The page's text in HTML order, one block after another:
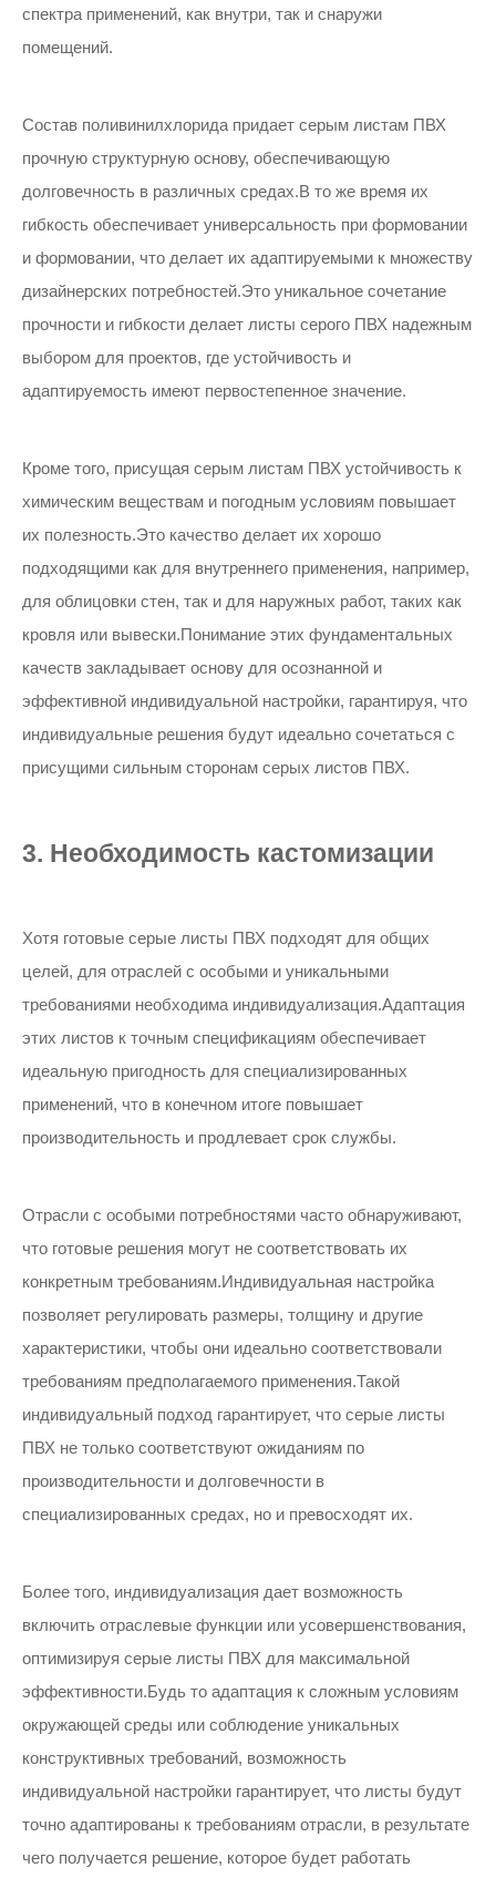
спектра применений, как внутри, так и снаружи
помещений.
Состав поливинилхлорида придает серым листам ПВХ
прочную структурную основу, обеспечивающую
долговечность в различных средах.В то же время их
гибкость обеспечивает универсальность при формовании
и формовании, что делает их адаптируемыми к множеству
дизайнерских потребностей.Это уникальное сочетание
прочности и гибкости делает листы серого ПВХ надежным
выбором для проектов, где устойчивость и
адаптируемость имеют первостепенное значение.
Кроме того, присущая серым листам ПВХ устойчивость к
химическим веществам и погодным условиям повышает
их полезность.Это качество делает их хорошо
подходящими как для внутреннего применения, например,
для облицовки стен, так и для наружных работ, таких как
кровля или вывески.Понимание этих фундаментальных
качеств закладывает основу для осознанной и
эффективной индивидуальной настройки, гарантируя, что
индивидуальные решения будут идеально сочетаться с
присущими сильным сторонам серых листов ПВХ.
3. Необходимость кастомизации
Хотя готовые серые листы ПВХ подходят для общих
целей, для отраслей с особыми и уникальными
требованиями необходима индивидуализация.Адаптация
этих листов к точным спецификациям обеспечивает
идеальную пригодность для специализированных
применений, что в конечном итоге повышает
производительность и продлевает срок службы.
Отрасли с особыми потребностями часто обнаруживают,
что готовые решения могут не соответствовать их
конкретным требованиям.Индивидуальная настройка
позволяет регулировать размеры, толщину и другие
характеристики, чтобы они идеально соответствовали
требованиям предполагаемого применения.Такой
индивидуальный подход гарантирует, что серые листы
ПВХ не только соответствуют ожиданиям по
производительности и долговечности в
специализированных средах, но и превосходят их.
Более того, индивидуализация дает возможность
включить отраслевые функции или усовершенствования,
оптимизируя серые листы ПВХ для максимальной
эффективности.Будь то адаптация к сложным условиям
окружающей среды или соблюдение уникальных
конструктивных требований, возможность
индивидуальной настройки гарантирует, что листы будут
точно адаптированы к требованиям отрасли, в результате
чего получается решение, которое будет работать